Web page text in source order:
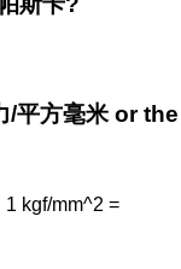
平方毫米 or the
kgf/mm^2 =